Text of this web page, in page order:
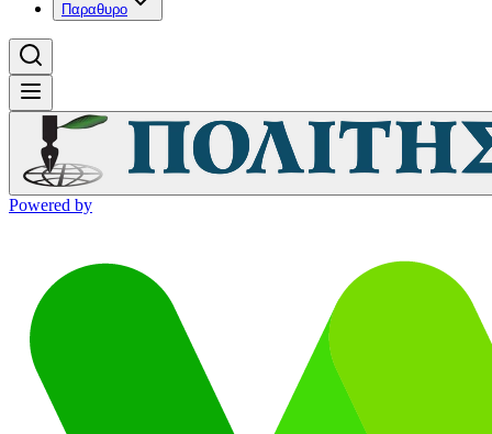
Παραθυρο
Powered by